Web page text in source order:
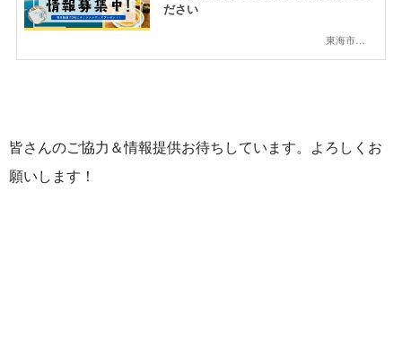
東海市,大府市,知多市,東浦町,阿久比町,半田市,常滑市,武豊町,美浜町,南知多町
ださい
皆さんのご協力＆情報提供お待ちしています。よろしくお
願いします！